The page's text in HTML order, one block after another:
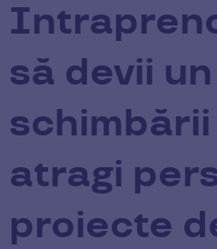
să devii
schimbării
atragi
proiecte